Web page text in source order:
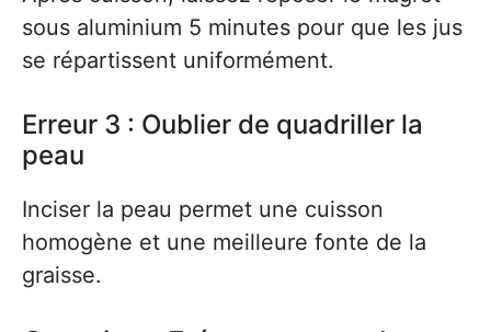
sous aluminium 5 minutes pour que les jus
se répartissent uniformément.
Erreur 3 : Oublier de quadriller la
peau
Inciser la peau permet une cuisson
homogène et une meilleure fonte de la
graisse.